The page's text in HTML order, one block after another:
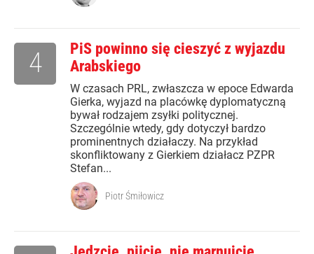
PiS powinno się cieszyć z wyjazdu
Arabskiego
W czasach PRL, zwłaszcza w epoce Edwarda
Gierka, wyjazd na placówkę dyplomatyczną
bywał rodzajem zsyłki politycznej.
Szczególnie wtedy, gdy dotyczył bardzo
prominentnych działaczy. Na przykład
skonfliktowany z Gierkiem działacz PZPR
Stefan...
4
Piotr Śmiłowicz